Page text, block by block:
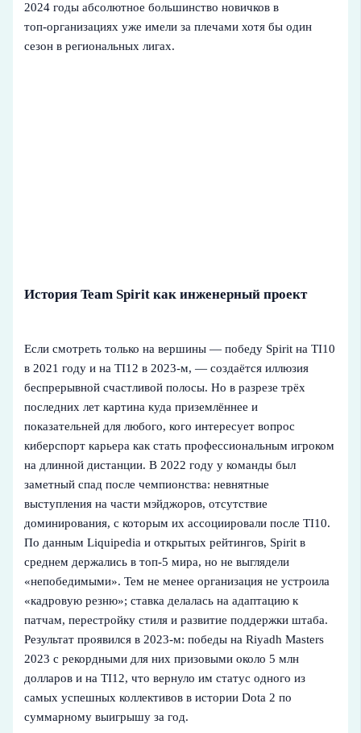
2024 годы абсолютное большинство новичков в
топ‑организациях уже имели за плечами хотя бы один
сезон в региональных лигах.
История Team Spirit как инженерный проект
Если смотреть только на вершины — победу Spirit на TI10
в 2021 году и на TI12 в 2023‑м, — создаётся иллюзия
беспрерывной счастливой полосы. Но в разрезе трёх
последних лет картина куда приземлённее и
показательней для любого, кого интересует вопрос
киберспорт карьера как стать профессиональным игроком
на длинной дистанции. В 2022 году у команды был
заметный спад после чемпионства: невнятные
выступления на части мэйджоров, отсутствие
доминирования, с которым их ассоциировали после TI10.
По данным Liquipedia и открытых рейтингов, Spirit в
среднем держались в топ‑5 мира, но не выглядели
«непобедимыми». Тем не менее организация не устроила
«кадровую резню»; ставка делалась на адаптацию к
патчам, перестройку стиля и развитие поддержки штаба.
Результат проявился в 2023‑м: победы на Riyadh Masters
2023 с рекордными для них призовыми около 5 млн
долларов и на TI12, что вернуло им статус одного из
самых успешных коллективов в истории Dota 2 по
суммарному выигрышу за год.